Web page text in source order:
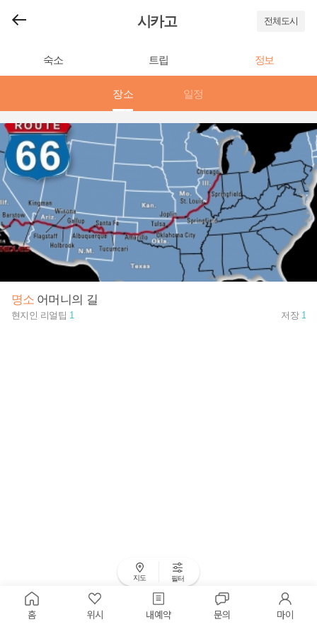
시카고 전체도시
숙소 트립 정보
장소 일정
지도 필터
명소 어머니의 길
현지인 리얼팁 1 저장 1
홈 위시 내예약 문의 마이